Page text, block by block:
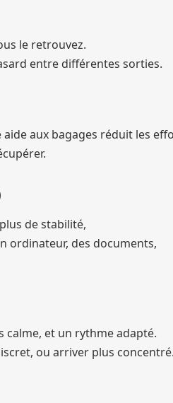
le retrouvez.
entre différentes sorties.
aide aux bagages réduit les
de stabilité,
ordinateur, des documents,
calme, et un rythme adapté.
ou arriver plus